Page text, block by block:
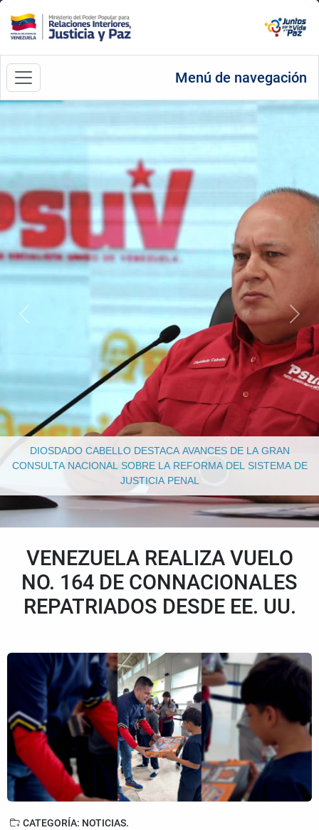
Menú de navegación
DIOSDADO CABELLO DESTACA AVANCES DE LA GRAN
CONSULTA NACIONAL SOBRE LA REFORMA DEL SISTEMA DE
JUSTICIA PENAL
Anterior
VENEZUELA REALIZA VUELO
NO. 164 DE CONNACIONALES
REPATRIADOS DESDE EE. UU.
CATEGORÍA: NOTICIAS.